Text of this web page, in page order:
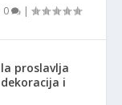
0 |
proslavlja
i